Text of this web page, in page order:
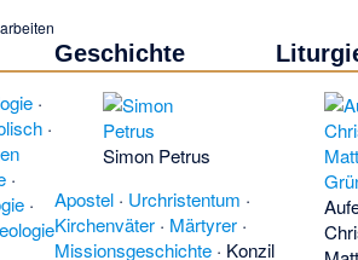
Jesus
·
·
·
·
Geschichte
Simon Petrus
Apostel · Urchristentum ·
Kirchenväter · Märtyrer ·
Missionsgeschichte · Konzil